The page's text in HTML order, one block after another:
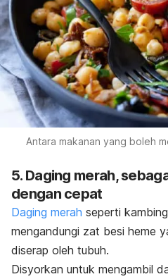
Antara makanan yang boleh
5. Daging merah,
dengan cepat
Daging merah seperti
mengandungi zat besi heme
diserap oleh tubuh.
Disyorkan untuk mengambil